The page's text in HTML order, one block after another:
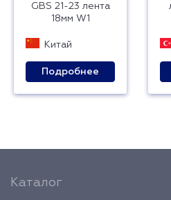
GBS 21-23 лента
18мм W1
Китай
Подробнее
Каталог